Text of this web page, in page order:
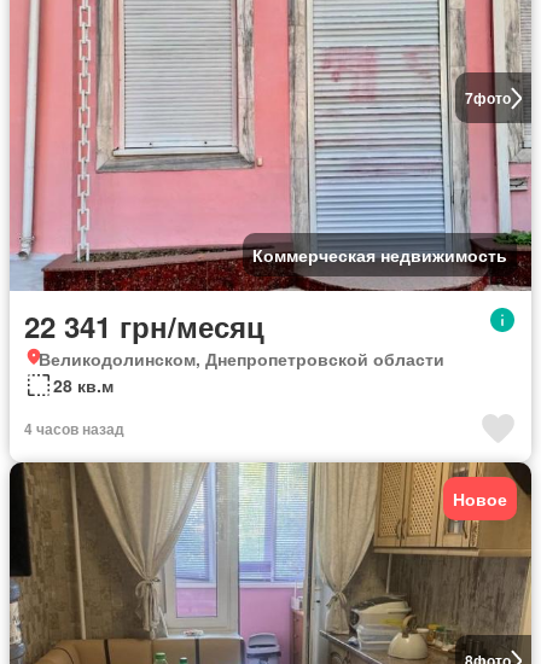
7фото
Коммерческая недвижимость
22 341 грн/месяц
Великодолинском, Днепропетровской области
28 кв.м
4 часов назад
Новое